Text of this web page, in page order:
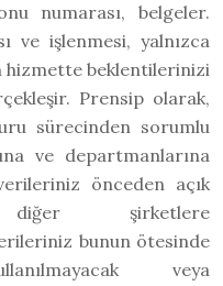
numarası, belgeler.
ve işlenmesi, yalnızca
hizmette beklentilerinizi
Prensip olarak,
sürecinden sorumlu
ve departmanlarına
önceden açık
şirketlere
bunun ötesinde
veya